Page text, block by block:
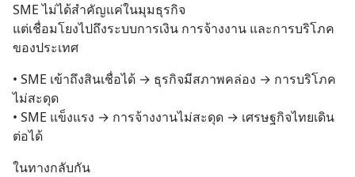
SME ไม่ได้สำคัญแค่ในมุมธุรกิจ
แต่เชื่อมโยงไปถึงระบบการเงิน การจ้างงาน และการบริโภค
ของประเทศ
• SME เข้าถึงสินเชื่อได้ → ธุรกิจมีสภาพคล่อง → การบริโภค
ไม่สะดุด
• SME แข็งแรง → การจ้างงานไม่สะดุด → เศรษฐกิจไทยเดิน
ต่อได้
ในทางกลับกัน